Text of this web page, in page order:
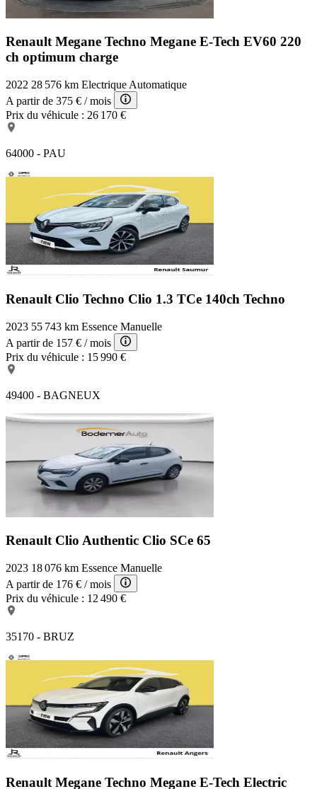
Renault Megane Techno Megane E-Tech EV60 220
ch optimum charge
2022 28 576 km Electrique Automatique
A partir de 375 € / mois
Prix du véhicule : 26 170 €
64000 - PAU
Renault Clio Techno Clio 1.3 TCe 140ch Techno
2023 55 743 km Essence Manuelle
A partir de 157 € / mois
Prix du véhicule : 15 990 €
49400 - BAGNEUX
Renault Clio Authentic Clio SCe 65
2023 18 076 km Essence Manuelle
A partir de 176 € / mois
Prix du véhicule : 12 490 €
35170 - BRUZ
Renault Megane Techno Megane E-Tech Electric